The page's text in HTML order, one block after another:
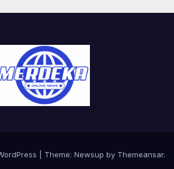
Theme: Newsup by Themeansar.